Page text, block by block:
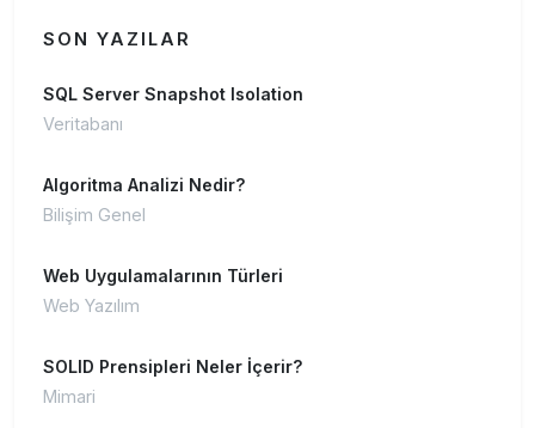
SON YAZILAR
SQL Server Snapshot Isolation
Veritabanı
Algoritma Analizi Nedir?
Bilişim Genel
Web Uygulamalarının Türleri
Web Yazılım
SOLID Prensipleri Neler İçerir?
Mimari